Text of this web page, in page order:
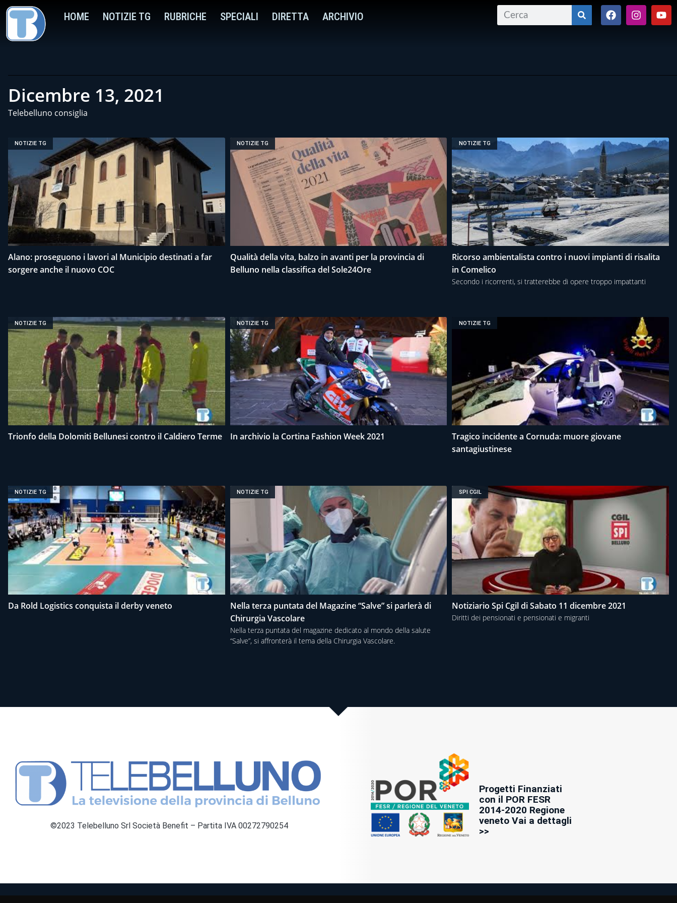
HOME NOTIZIE TG RUBRICHE SPECIALI DIRETTA ARCHIVIO
Dicembre 13, 2021
Telebelluno consiglia
NOTIZIE TG
Alano: proseguono i lavori al Municipio destinati a far
sorgere anche il nuovo COC
NOTIZIE TG
Qualità della vita, balzo in avanti per la provincia di
Belluno nella classifica del Sole24Ore
NOTIZIE TG
Ricorso ambientalista contro i nuovi impianti di risalita
in Comelico
Secondo i ricorrenti, si tratterebbe di opere troppo impattanti
NOTIZIE TG
Trionfo della Dolomiti Bellunesi contro il Caldiero Terme
NOTIZIE TG
In archivio la Cortina Fashion Week 2021
NOTIZIE TG
Tragico incidente a Cornuda: muore giovane
santagiustinese
NOTIZIE TG
Da Rold Logistics conquista il derby veneto
NOTIZIE TG
Nella terza puntata del Magazine “Salve” si parlerà di
Chirurgia Vascolare
Nella terza puntata del magazine dedicato al mondo della salute
“Salve”, si affronterà il tema della Chirurgia Vascolare.
SPI CGIL
Notiziario Spi Cgil di Sabato 11 dicembre 2021
Diritti dei pensionati e pensionati e migranti
©2023 Telebelluno Srl Società Benefit – Partita IVA 00272790254
Progetti Finanziati
con il POR FESR
2014-2020 Regione
veneto Vai a dettagli
>>